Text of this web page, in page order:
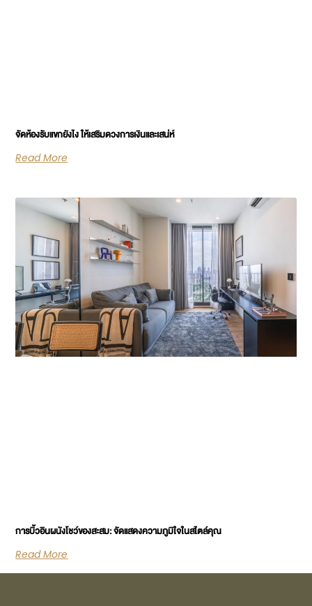
จัดห้องรับแขกยังไง ให้เสริมดวงการเงินและเสน่ห์
Read More
การบิ้วอินผนังโชว์ของสะสม: จัดแสดงความภูมิใจในสไตล์คุณ
Read More